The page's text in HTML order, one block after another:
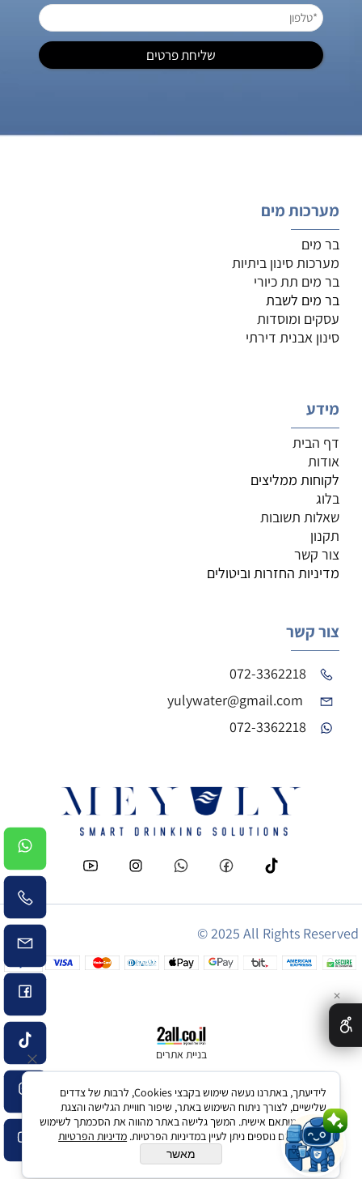
מערכות מים
בר מים
מערכות סינון ביתיות
בר מים תת כיורי
בר מים לשבת
עסקים ומוסדות
סינון אבנית דירתי
מידע
דף הבית
אודות
לקוחות ממליצים
בלוג
שאלות תשובות
תקנון
צור קשר
מדיניות החזרות וביטולים
צור קשר
072-3362218
072-3362218
© 2025 All Rights Reserved
בניית אתרים
✕
לידיעתך, באתרנו נעשה שימוש בקבצי Cookies, לרבות של צדדים
שלישיים, לצורך ניתוח השימוש באתר, שיפור חוויית הגלישה והצגת
פרסום מותאם אישית. המשך גלישה באתר מהווה את הסכמתך לשימוש
זה. לפרטים נוספים ניתן לעיין במדיניות הפרטיות. מדיניות הפרטיות
מאשר
שלום 👋 אני הצ'אטבוט של האתר!
צריך עזרה? התחל שיחה..